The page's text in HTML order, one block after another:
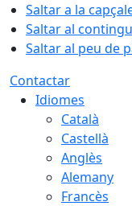
Saltar a la
Saltar al
Saltar al peu de
Contactar
Idiomes
Català
Castellà
Anglès
Alemany
Francès